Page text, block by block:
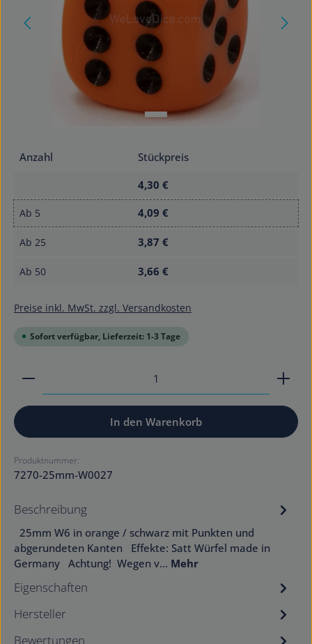
Anzahl
Stückpreis
4,30 €
Ab 5 4,09 €
Ab 25 3,87 €
Ab 50 3,66 €
Preise inkl. MwSt. zzgl. Versandkosten
Sofort verfügbar, Lieferzeit: 1-3 Tage
Produkt Anzahl: Gib den gewünschten Wert ein
In den Warenkorb
Produktnummer:
7270-25mm-W0027
Beschreibung
25mm W6 in orange / schwarz mit Punkten und
abgerundeten Kanten Effekte: Satt Würfel made in
Germany Achtung! Wegen v… Mehr
Eigenschaften
Hersteller
Bewertungen